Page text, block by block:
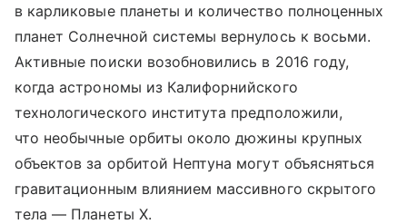
в карликовые планеты и количество полноценных
планет Солнечной системы вернулось к восьми.
Активные поиски возобновились в 2016 году,
когда астрономы из Калифорнийского
технологического института предположили,
что необычные орбиты около дюжины крупных
объектов за орбитой Нептуна могут объясняться
гравитационным влиянием массивного скрытого
тела — Планеты X.